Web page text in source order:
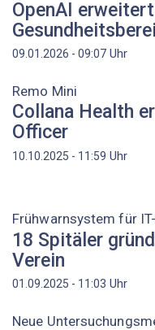
OpenAI
09.01.2026 - 09:07 Uhr
Remo Mini
Collana Health
Officer
10.10.2025 - 11:59 Uhr
Frühwarnsystem für
18 Spitäler
Verein
01.09.2025 - 11:03 Uhr
Neue